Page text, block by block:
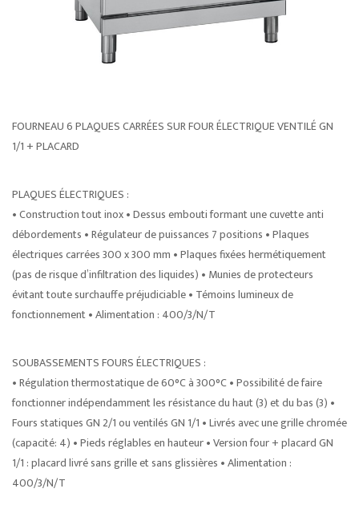
FOURNEAU 6 PLAQUES CARRÉES SUR FOUR ÉLECTRIQUE VENTILÉ GN
1/1 + PLACARD
PLAQUES ÉLECTRIQUES :
• Construction tout inox • Dessus embouti formant une cuvette anti
débordements • Régulateur de puissances 7 positions • Plaques
électriques carrées 300 x 300 mm • Plaques fixées hermétiquement
(pas de risque d’infiltration des liquides) • Munies de protecteurs
évitant toute surchauffe préjudiciable • Témoins lumineux de
fonctionnement • Alimentation : 400/3/N/T
SOUBASSEMENTS FOURS ÉLECTRIQUES :
• Régulation thermostatique de 60°C à 300°C • Possibilité de faire
fonctionner indépendamment les résistance du haut (3) et du bas (3) •
Fours statiques GN 2/1 ou ventilés GN 1/1 • Livrés avec une grille chromée
(capacité: 4) • Pieds réglables en hauteur • Version four + placard GN
1/1 : placard livré sans grille et sans glissières • Alimentation :
400/3/N/T